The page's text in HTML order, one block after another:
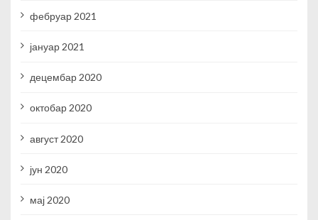
фебруар 2021
јануар 2021
децембар 2020
октобар 2020
август 2020
јун 2020
мај 2020